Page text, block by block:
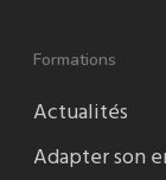
Formations
Actualités
Adapter son